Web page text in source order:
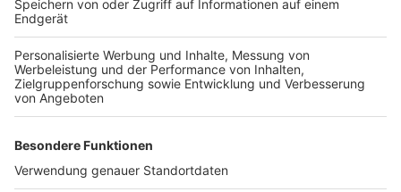
wenig passen, hieß es im Ausschuss. Bauliche
Aufwände und die Frage der Aufsicht sprechen auch
eher für eine Nichtberücksichtigung dieser Nutzung.
Böschungen, die fehlende Standsicherheit einzelner
Uferzonen, Angelplätze und großflächige Schutzzonen
lassen bereits heute erkennen, dass mit Ausnahme
des regulären Badeplatzes eine Standortsuche am
werden. Dort ist eine Kombination mit Baden für